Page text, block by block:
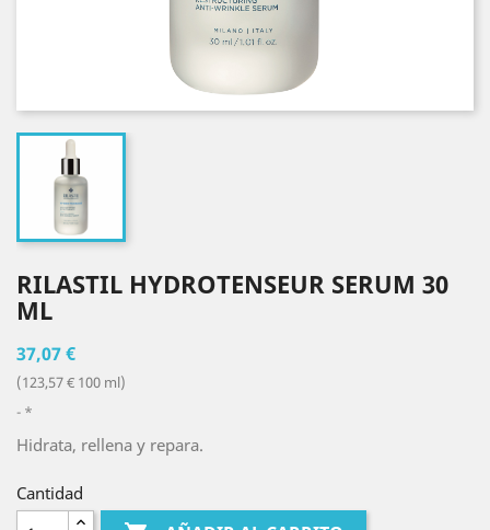
RILASTIL HYDROTENSEUR SERUM 30
ML
37,07 €
(123,57 € 100 ml)
*
Hidrata, rellena y repara.
Cantidad